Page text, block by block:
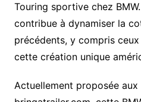
Touring sportive chez
contribue à dynamiser la
précédents, y compris
cette création unique
Actuellement proposée aux